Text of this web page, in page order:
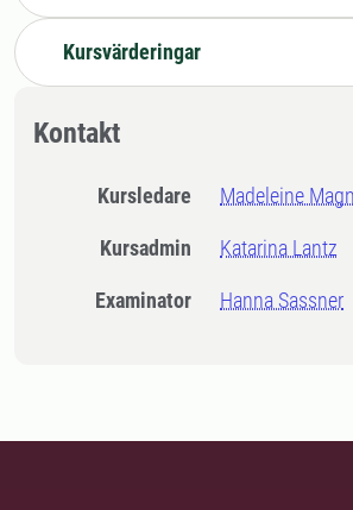
Kursvärderingar
Kontakt
Kursledare Madeleine
Kursadmin Katarina Lantz
Examinator Hanna Sassner